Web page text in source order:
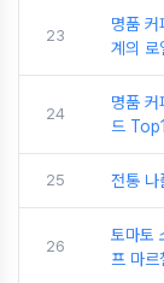
23
명품 커
계의 로
24
명품 커
드
25 전통 나
26
토마토
프 마르